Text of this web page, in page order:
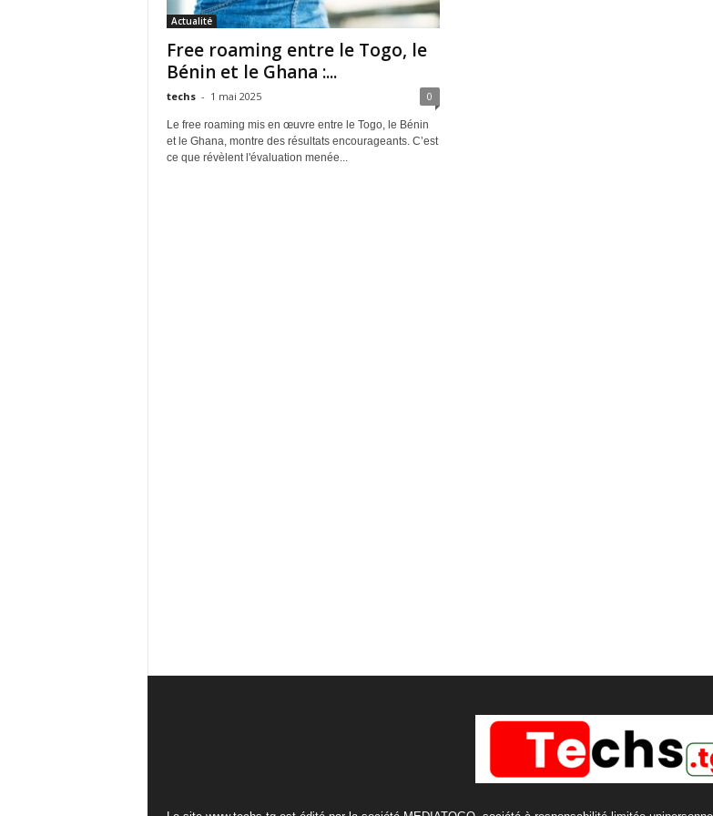
Actualité
Free roaming entre le Togo, le
Bénin et le Ghana :...
techs - 1 mai 2025 0
Le free roaming mis en œuvre entre le Togo, le Bénin
et le Ghana, montre des résultats encourageants. C’est
ce que révèlent l'évaluation menée...